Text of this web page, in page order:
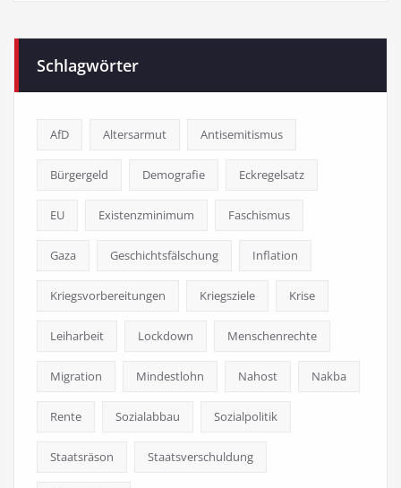
Schlagwörter
AfD Altersarmut Antisemitismus
Bürgergeld Demografie Eckregelsatz
EU Existenzminimum Faschismus
Gaza Geschichtsfälschung Inflation
Kriegsvorbereitungen Kriegsziele Krise
Leiharbeit Lockdown Menschenrechte
Migration Mindestlohn Nahost Nakba
Rente Sozialabbau Sozialpolitik
Staatsräson Staatsverschuldung